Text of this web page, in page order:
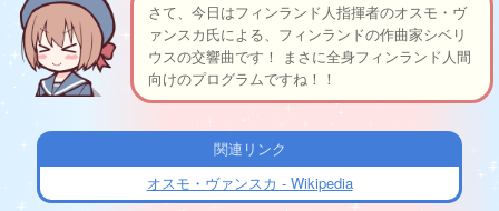
さて、今日はフィンランド人指揮者のオスモ・ヴ
ァンスカ氏による、フィンランドの作曲家シベリ
ウスの交響曲です！ まさに全身フィンランド人間
向けのプログラムですね！！
関連リンク
オスモ・ヴァンスカ - Wikipedia